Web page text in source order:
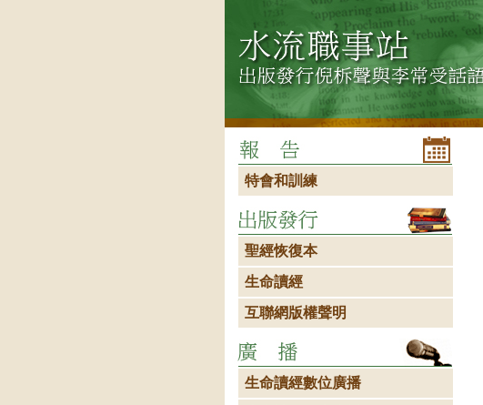
特會和訓練
聖經恢復本
生命讀經
互聯網版權聲明
生命讀經數位廣播